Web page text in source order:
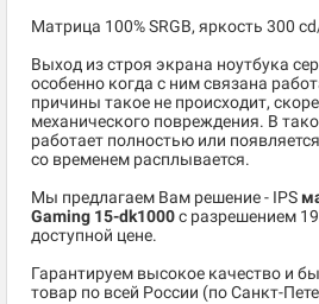
Матрица 100% SRGB, яркость 300
Выход из строя экрана ноутбука
особенно когда с ним связана
причины такое не происходит,
механического повреждения. В
работает полностью или
со временем расплывается.
Мы предлагаем Вам решение - IPS
Gaming 15-dk1000c разрешением
доступной цене.
Гарантируем высокое качество и
товар по всей России (по Санкт-